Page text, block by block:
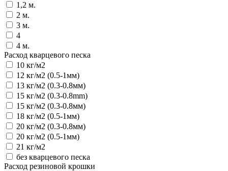
1,2 м.
2 м.
3 м.
4
4 м.
Расход кварцевого песка
10 кг/м2
12 кг/м2 (0.5-1мм)
13 кг/м2 (0.3-0.8мм)
15 кг/м2 (0.3-0.8mm)
15 кг/м2 (0.3-0.8мм)
18 кг/м2 (0.5-1мм)
20 кг/м2 (0.3-0.8мм)
20 кг/м2 (0.5-1мм)
21 кг/м2
без кварцевого песка
Расход резиновой крошки